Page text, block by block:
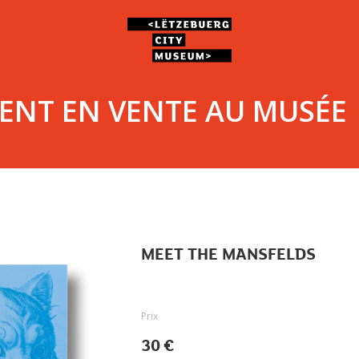
EN VENTE AU MUSÉE
MEET THE MANSFELDS
Prix
30 €